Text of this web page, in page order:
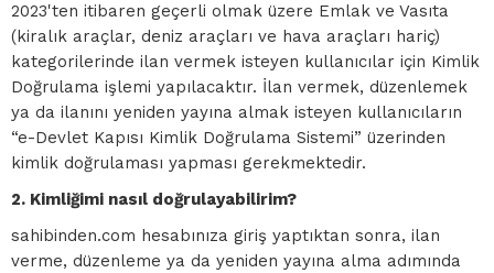
2023'ten itibaren geçerli olmak üzere Emlak ve Vasıta
(kiralık araçlar, deniz araçları ve hava araçları hariç)
kategorilerinde ilan vermek isteyen kullanıcılar için Kimlik
Doğrulama işlemi yapılacaktır. İlan vermek, düzenlemek
ya da ilanını yeniden yayına almak isteyen kullanıcıların
“e-Devlet Kapısı Kimlik Doğrulama Sistemi” üzerinden
kimlik doğrulaması yapması gerekmektedir.
2. Kimliğimi nasıl doğrulayabilirim?
sahibinden.com hesabınıza giriş yaptıktan sonra, ilan
verme, düzenleme ya da yeniden yayına alma adımında